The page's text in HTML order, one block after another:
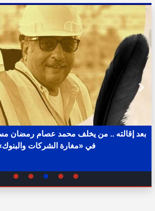
بعد إقالته .. من يخلف محمد عصام رمضان
في «مغارة الشركات